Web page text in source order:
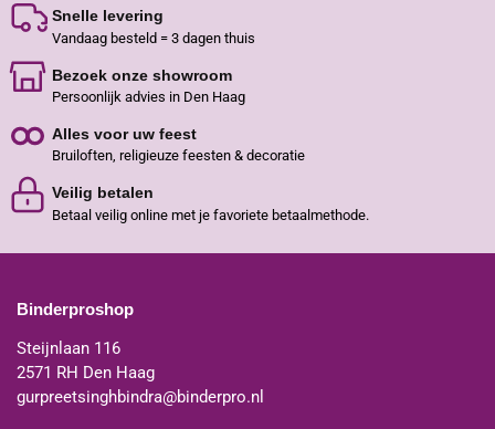
Snelle levering
Vandaag besteld = 3 dagen thuis
Bezoek onze showroom
Persoonlijk advies in Den Haag
Alles voor uw feest
Bruiloften, religieuze feesten & decoratie
Veilig betalen
Betaal veilig online met je favoriete betaalmethode.
Binderproshop
Steijnlaan 116
2571 RH Den Haag
gurpreetsinghbindra@binderpro.nl